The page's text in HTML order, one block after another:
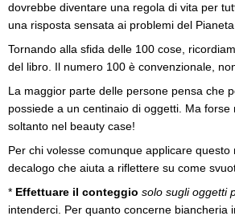
dovrebbe diventare una regola di vita per
una risposta sensata ai problemi del Pianeta.
Tornando alla sfida delle 100 cose,
del libro. Il numero 100 è convenzionale,
La maggior parte delle persone pensa che
possiede a un centinaio di oggetti. Ma
soltanto nel beauty case!
Per chi volesse comunque applicare questo
decalogo che aiuta a riflettere su come
* Effettuare il conteggio solo sugli oggetti
intenderci. Per quanto concerne